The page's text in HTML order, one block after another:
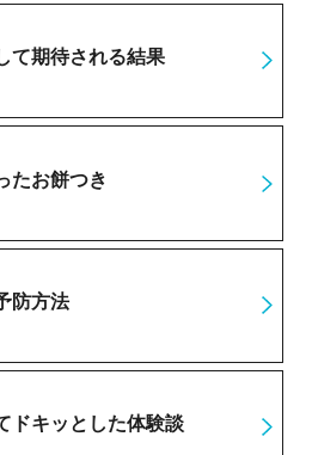
て期待される結果
たお餅つき
防方法
ドキッとした体験談